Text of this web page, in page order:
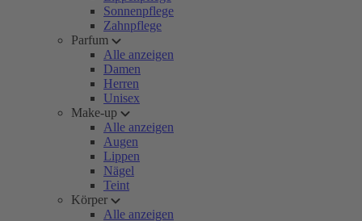
Sonnenpflege
Zahnpflege
Parfum
Alle anzeigen
Damen
Herren
Unisex
Make-up
Alle anzeigen
Augen
Lippen
Nägel
Teint
Körper
Alle anzeigen